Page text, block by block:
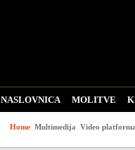
NASLOVNICA MOLITVE
WEB LINKOVI ZADNJE
Home Multimedija Video